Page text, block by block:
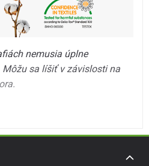
nemusia úplne
sa líšiť v závislosti na